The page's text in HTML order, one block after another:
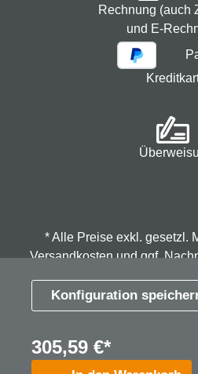
Konfiguration
305,59 €*
Rechnung (auch
und E-
* Alle Preise exkl. gesetzl.
Versandkostenund ggf.